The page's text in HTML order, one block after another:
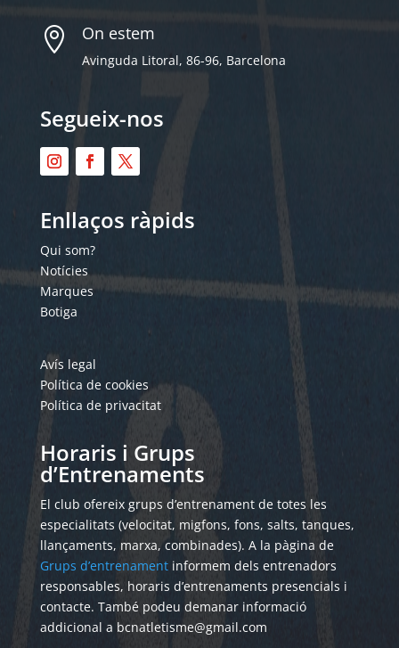
 On estem
Avinguda Litoral, 86-96, Barcelona
Segueix-nos
Enllaços ràpids
Qui som?
Notícies
Marques
Botiga
Avís legal
Política de cookies
Política de privacitat
Horaris i Grups
d’Entrenaments
El club ofereix grups d’entrenament de totes les
especialitats (velocitat, migfons, fons, salts, tanques,
llançaments, marxa, combinades). A la pàgina de
Grups d’entrenamentinformem dels entrenadors
responsables, horaris d’entrenaments presencials i
contacte. També podeu demanar informació
addicional a bcnatletisme@gmail.com